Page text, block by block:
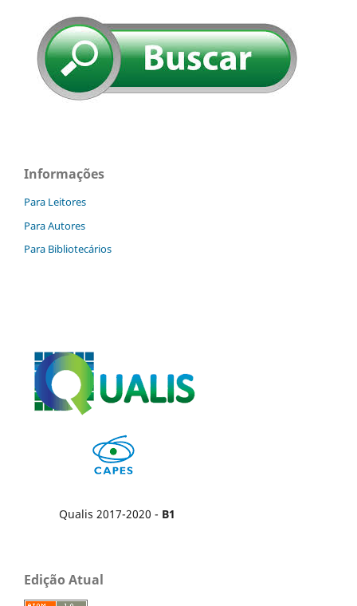
Informações
Para Leitores
Para Autores
Para Bibliotecários
Qualis 2017-2020 - B1
Edição Atual